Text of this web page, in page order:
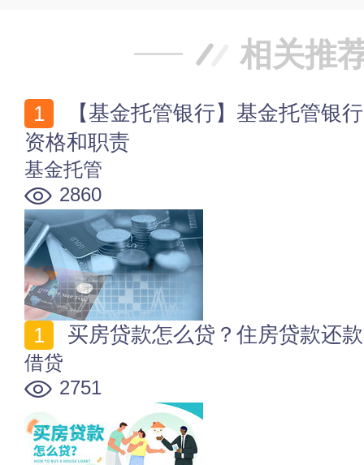
相关推
资格和职责
基金托管
2860
买房贷款怎么贷？住房贷款还
借贷
2751